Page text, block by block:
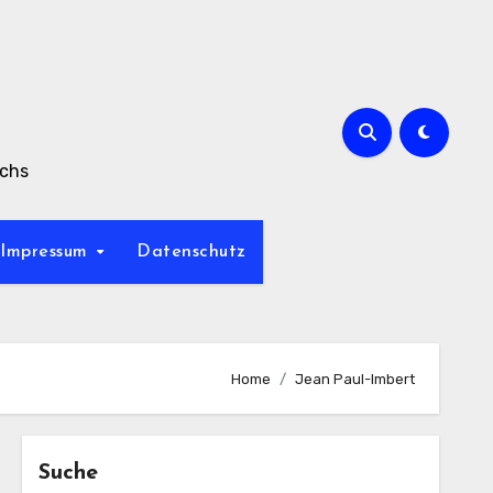
Impressum Datenschutz
Home Jean Paul-Imbert
Suche